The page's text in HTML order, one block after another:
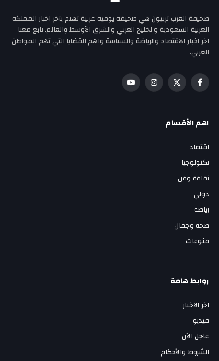
صحيفة العرب تربيون هي صحيفة يومية عربية تهتم بآخر اخبار المملكة
العربية السعودية والخليج العربي والشرق الأوسط والعالم. تابع معنا
اخر اخبار الاقتصاد والرياضة والسياسة واهم القضايا التي تهم المواطن
العربي.
فيسبوك
X
الانستغراميوتيوب
اهم الأقسام
اقتصاد
تكنولوجيا
ثقافة وفن
دولي
رياضة
صحة وجمال
منوعات
روابط هامة
اخر الاخبار
فيديو
عاجل الآن
الشروط والأحكام